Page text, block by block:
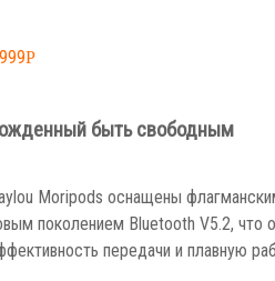
Р
быть свободным
Moripods оснащены
поколением Bluetooth V5.2, что
передачи и плавную